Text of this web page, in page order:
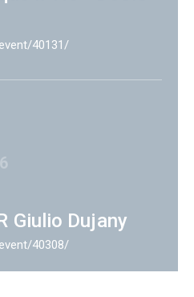
40131/
Giulio Dujany
40308/